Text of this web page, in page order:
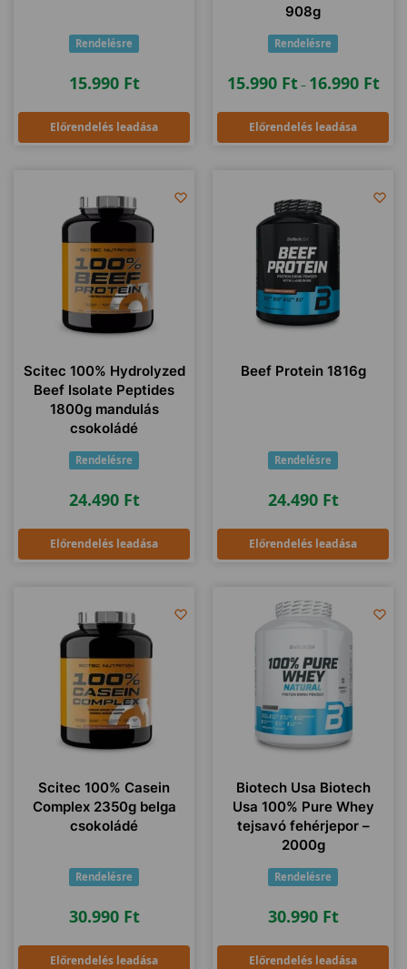
Rendelésre
15.990 Ft
Előrendelés leadása
908g
Rendelésre
15.990 Ft – 16.990 Ft
Előrendelés leadása
Scitec 100% Hydrolyzed
Beef Isolate Peptides
1800g mandulás
csokoládé
Rendelésre
24.490 Ft
Előrendelés leadása
Beef Protein 1816g
Rendelésre
24.490 Ft
Előrendelés leadása
Scitec 100% Casein
Complex 2350g belga
csokoládé
Rendelésre
30.990 Ft
Előrendelés leadása
Biotech Usa Biotech
Usa 100% Pure Whey
tejsavó fehérjepor –
2000g
Rendelésre
30.990 Ft
Előrendelés leadása